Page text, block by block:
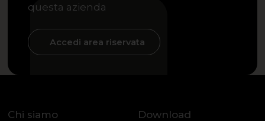
questa azienda
Accedi area riservata
Chi siamo
Download